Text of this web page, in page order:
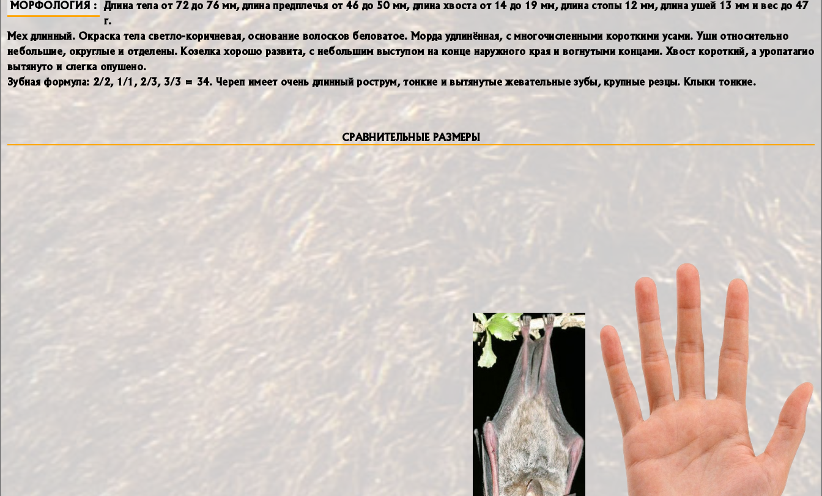
МОРФОЛОГИЯ Длина тела от 72 до 76 мм, длина предплечья от 46 до 50 мм, длина хвоста от 14 до 19 мм, длина стопы 12 мм, длина ушей 13 мм и вес до 47
г.
Мех длинный. Окраска тела светло-коричневая, основание волосков беловатое. Морда удлинённая, с многочисленными короткими усами. Уши относительно
небольшие, округлые и отделены. Козелка хорошо развита, с небольшим выступом на конце наружного края и вогнутыми концами. Хвост короткий, а уропатагио
вытянуто и слегка опушено.
Зубная формула: 2/2, 1/1, 2/3, 3/3 = 34. Череп имеет очень длинный рострум, тонкие и вытянутые жевательные зубы, крупные резцы. Клыки тонкие.
СРАВНИТЕЛЬНЫЕ РАЗМЕРЫ